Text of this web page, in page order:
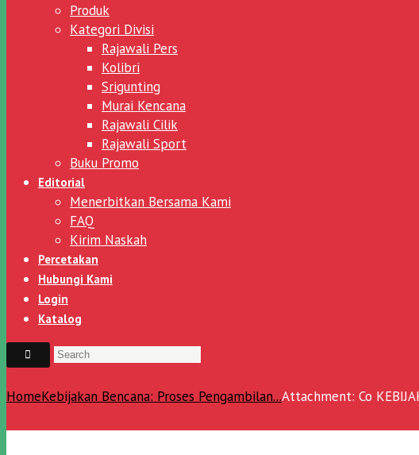
Produk
Kategori Divisi
Rajawali Pers
Kolibri
Srigunting
Murai Kencana
Rajawali Cilik
Rajawali Sport
Buku Promo
Editorial
Menerbitkan Bersama Kami
FAQ
Kirim Naskah
Percetakan
Hubungi Kami
Login
Katalog
HomeKebijakan Bencana: Proses Pengambilan...Attachment: Co